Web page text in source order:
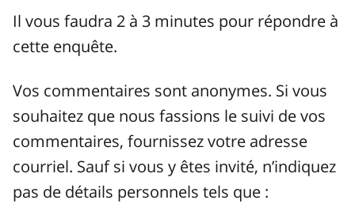
Il vous faudra 2 à 3 minutes pour répondre à
cette enquête.
Vos commentaires sont anonymes. Si vous
souhaitez que nous fassions le suivi de vos
commentaires, fournissez votre adresse
courriel. Sauf si vous y êtes invité, n’indiquez
pas de détails personnels tels que :